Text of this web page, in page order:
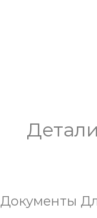
Документы